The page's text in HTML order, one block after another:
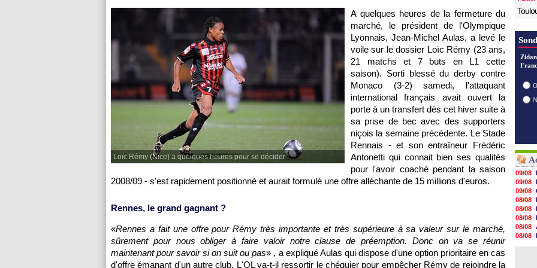
Loïc Rémy (Nice) a quelques heures pour se décider
A quelques heures de la fermeture du
marché, le président de l'Olympique
Lyonnais, Jean-Michel Aulas, a levé le
voile sur le dossier Loïc Rémy (23 ans,
21 matchs et 7 buts en L1 cette
saison). Sorti blessé du derby contre
Monaco (3-2) samedi, l'attaquant
international français avait ouvert la
porte à un transfert dès cet hiver suite à
sa prise de bec avec des supporters
niçois la semaine précédente. Le Stade
Rennais - et son entraîneur Frédéric
Antonetti qui connait bien ses qualités
pour l'avoir coaché pendant la saison
2008/09 - s'est rapidement positionné et aurait formulé une offre alléchante de 15 millions d'euros.
Rennes, le grand gagnant ?
«Rennes a fait une offre pour Rémy très importante et très supérieure à sa valeur sur le marché,
sûrement pour nous obliger à faire valoir notre clause de préemption. Donc on va se réunir
maintenant pour savoir si on suit ou pas» , a expliqué Aulas qui dispose d'une option prioritaire en cas
d'offre émanant d'un autre club. L'OLva-t-il ressortir le chéquier pour empêcher Rémy de rejoindre la
09/08
09/08
09/08
08/08
08/08
08/08
08/08
08/08